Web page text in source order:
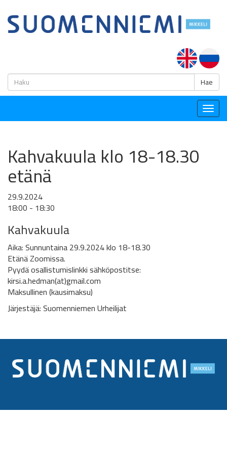
Hae
Kahvakuula klo 18-18.30
etänä
29.9.2024
18:00 - 18:30
Kahvakuula
Aika: Sunnuntaina 29.9.2024 klo 18-18.30
Etänä Zoomissa.
Pyydä osallistumislinkki sähköpostitse:
kirsi.a.hedman(at)gmail.com
Maksullinen (kausimaksu)
Järjestäjä: Suomenniemen Urheilijat